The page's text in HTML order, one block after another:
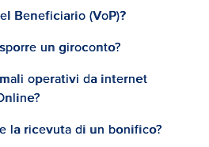
investimento gestito.
profilo e sicurezza
Beneficiario (VoP)?
un giroconto?
operativi da internet
la ricevuta di un bonifico?